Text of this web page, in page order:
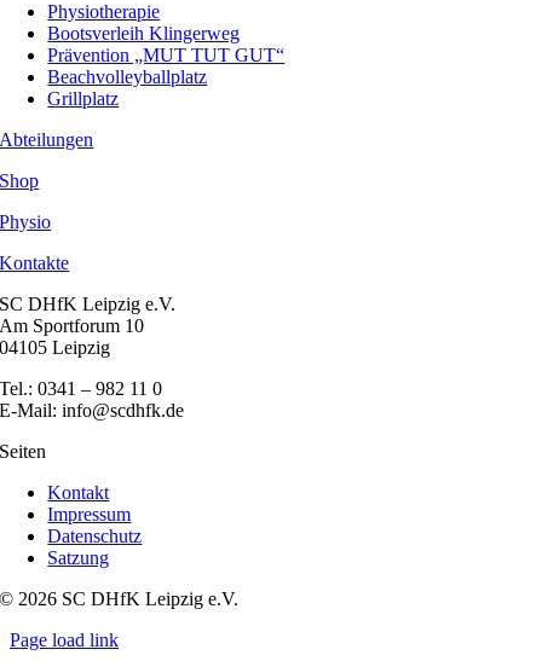
Physiotherapie
Bootsverleih Klingerweg
Prävention „MUT TUT GUT“
Beachvolleyballplatz
Grillplatz
Abteilungen
Shop
Physio
Kontakte
SC DHfK Leipzig e.V.
Am Sportforum 10
04105 Leipzig
Tel.: 0341 – 982 11 0
E-Mail: info@scdhfk.de
Seiten
Kontakt
Impressum
Datenschutz
Satzung
© 2026 SC DHfK Leipzig e.V.
Page load link